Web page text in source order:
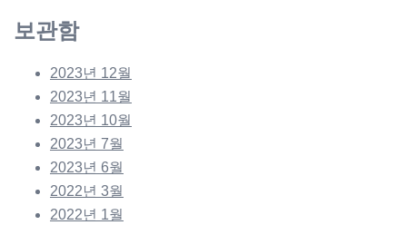
보관함
2023년 12월
2023년 11월
2023년 10월
2023년 7월
2023년 6월
2022년 3월
2022년 1월